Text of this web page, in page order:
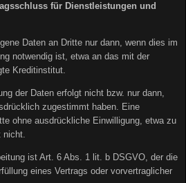
für Dienstleistungen und
Daten an Dritte nur dann, wenn dies im
notwendig ist, etwa an das mit der
Kreditinstitut.
der Daten erfolgt nicht bzw. nur dann,
zugestimmt haben. Eine
ohne ausdrückliche Einwilligung, etwa zu
nicht.
ist Art. 6 Abs. 1 lit. b DSGVO, der die
eines Vertrags oder vorvertraglicher